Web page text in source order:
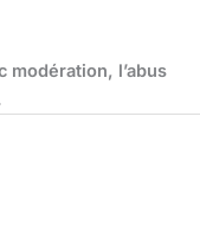
modération, l’abus